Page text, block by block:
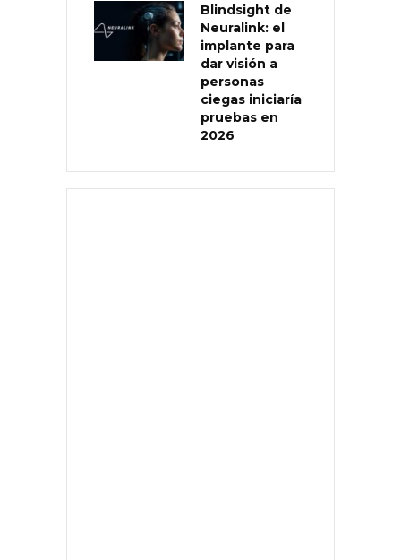
Blindsight de
Neuralink: el
implante para
dar visión a
personas
ciegas iniciaría
pruebas en
2026